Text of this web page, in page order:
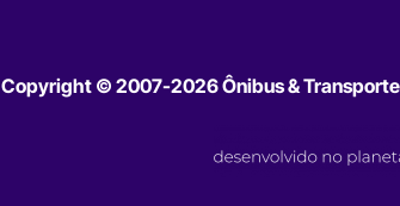
Copyright © 2007-2026 Ônibus &